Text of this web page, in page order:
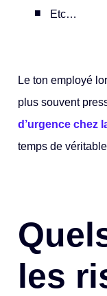
Etc…
Le ton employé
plus souvent
d’urgence chez
temps de
les